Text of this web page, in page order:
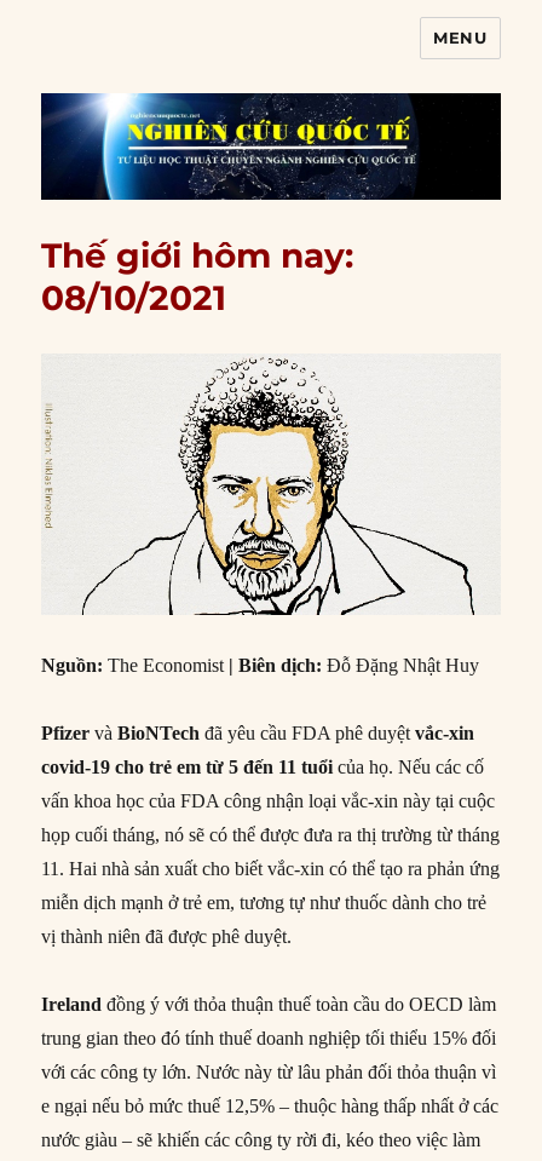
MENU
Thế giới hôm nay:
08/10/2021
Nguồn: The Economist|Biên dịch: Đỗ Đặng Nhật Huy
Pfizer vàBioNTech đã yêu cầu FDA phê duyệtvắc-xin
covid-19 cho trẻ em từ 5 đến 11 tuổicủa họ. Nếu các cố
vấn khoa học của FDA công nhận loại vắc-xin này tại cuộc
họp cuối tháng, nó sẽ có thể được đưa ra thị trường từ tháng
11. Hai nhà sản xuất cho biết vắc-xin có thể tạo ra phản ứng
miễn dịch mạnh ở trẻ em, tương tự như thuốc dành cho trẻ
vị thành niên đã được phê duyệt.
Ireland đồng ý với thỏa thuận thuế toàn cầu do OECD làm
trung gian theo đó tính thuế doanh nghiệp tối thiểu 15% đối
với các công ty lớn. Nước này từ lâu phản đối thỏa thuận vì
e ngại nếu bỏ mức thuế 12,5% – thuộc hàng thấp nhất ở các
nước giàu – sẽ khiến các công ty rời đi, kéo theo việc làm